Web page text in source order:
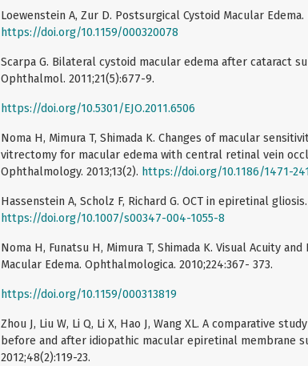
Loewenstein A, Zur D. Postsurgical Cystoid Macular
https://doi.org/10.1159/000320078
Scarpa G. Bilateral cystoid macular edema after cataract
Ophthalmol. 2011;21(5):677-9.
https://doi.org/10.5301/EJO.2011.6506
Noma H, Mimura T, Shimada K. Changes of macular
vitrectomy for macular edema with central retinal vein
Ophthalmology. 2013;13(2). https://doi.org/10.1186/1471-
Hassenstein A, Scholz F, Richard G. OCT in epiretinal
https://doi.org/10.1007/s00347-004-1055-8
Noma H, Funatsu H, Mimura T, Shimada K. Visual Acuity
Macular Edema. Ophthalmologica. 2010;224:367- 373.
https://doi.org/10.1159/000313819
Zhou J, Liu W, Li Q, Li X, Hao J, Wang XL. A comparative
before and after idiopathic macular epiretinal membrane
2012;48(2):119-23.